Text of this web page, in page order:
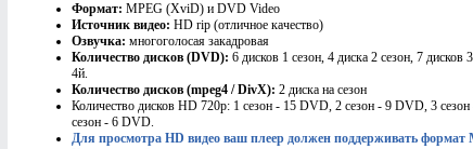
Формат: MPEG (XviD) и DVD Video
Источник видео: HD rip (отличное качество)
Озвучка: многоголосая закадровая
Количество дисков (DVD): 6 дисков 1 сезон, 4 диска 2 сезон, 7 дисков
4й.
Количество дисков (mpeg4 / DivX): 2 диска на сезон
Количество дисков HD 720p: 1 сезон - 15 DVD, 2 сезон - 9 DVD, 3
сезон - 6 DVD.
Для просмотра HD видео ваш плеер должен поддерживать формат